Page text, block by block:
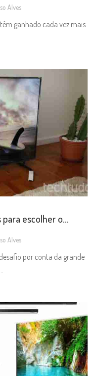
Alves
ganhado cada vez mais
para escolher o
Alves
por conta da grande